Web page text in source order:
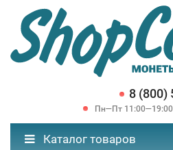
8 (800)
Пн—Пт
Каталог товаров